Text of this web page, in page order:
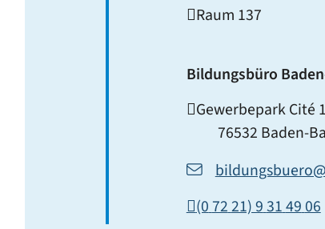
Raum 137
Bildungsbüro
Gewerbepark Cité 1
76532 Baden-
(0 7221) 93149 06